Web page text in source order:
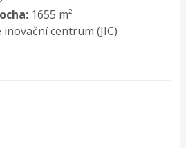
1655 m²
centrum (JIC)